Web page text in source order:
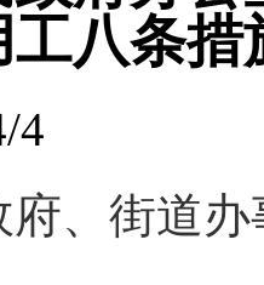
八条措
4
、街道